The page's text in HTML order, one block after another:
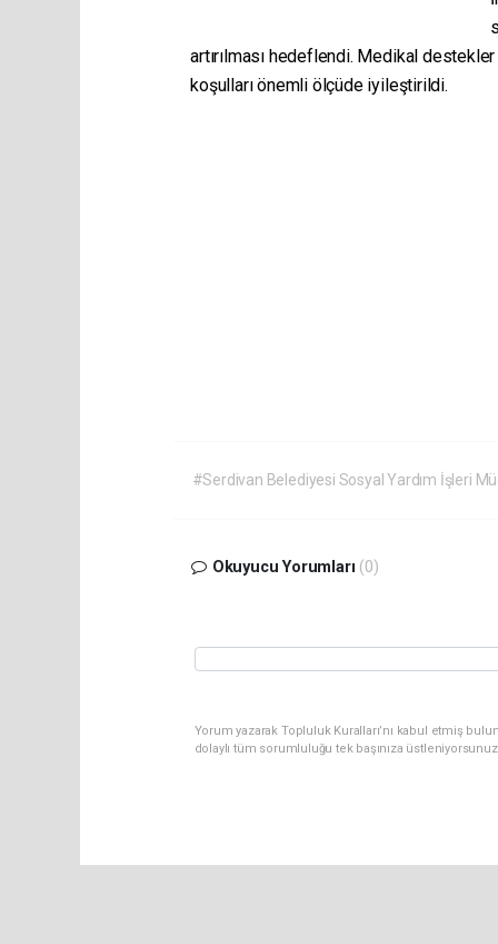
artırılması hedeflendi. Medikal
koşulları önemli ölçüde iyileştirildi.
#Serdivan Belediyesi Sosyal Yardım İşleri
Okuyucu Yorumları (0)
Yorum yazarak Topluluk Kuralları’nı kabul etmiş
dolaylı tüm sorumluluğu tek başınıza